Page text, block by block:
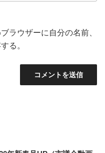
ラウザーに自分の名前、
る。